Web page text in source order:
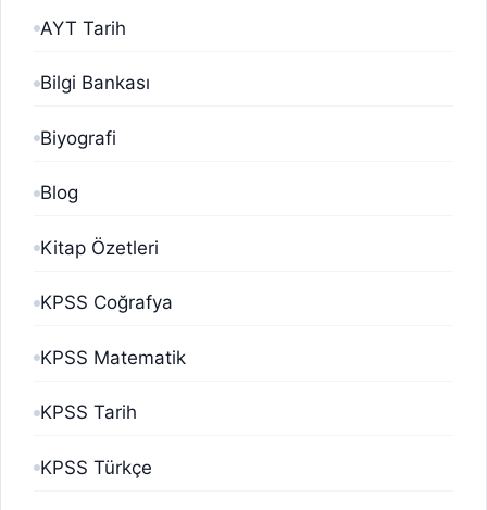
AYT Tarih
Bilgi Bankası
Biyografi
Blog
Kitap Özetleri
KPSS Coğrafya
KPSS Matematik
KPSS Tarih
KPSS Türkçe